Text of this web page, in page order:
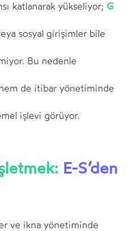
katlanarak yükseliyor;G
sosyal girişimler bile
Bu nedenle
de itibar yönetiminde
işlevi görüyor.
E-S’den
ve ikna yönetiminde